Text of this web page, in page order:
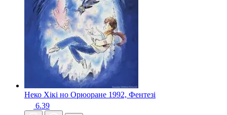
Неко Хікі но Орюоране 1992, Фентезі
6.39